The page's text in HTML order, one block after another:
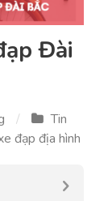
Đài
Tin
đạp địa hình